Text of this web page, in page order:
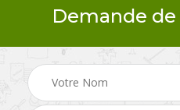
Demande